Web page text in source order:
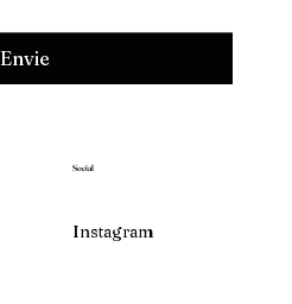
Social
Instagram
Envie